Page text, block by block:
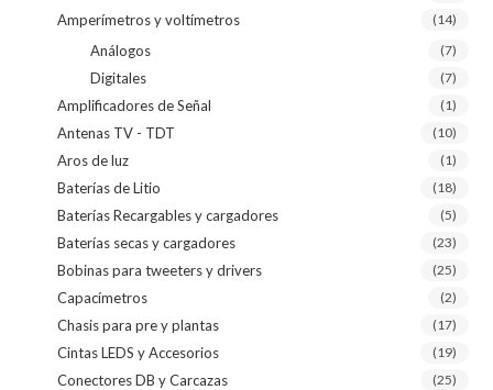
Amperímetros y voltímetros
(14)
Análogos (7)
Digitales (7)
Amplificadores de Señal (1)
Antenas TV - TDT (10)
Aros de luz (1)
Baterías de Litio (18)
Baterías Recargables y cargadores (5)
Baterías secas y cargadores (23)
Bobinas para tweeters y drivers (25)
Capacímetros (2)
Chasis para pre y plantas (17)
Cintas LEDS y Accesorios (19)
Conectores DB y Carcazas (25)